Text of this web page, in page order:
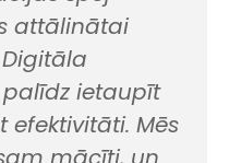
attālinātai
ietaupīt
Mēs